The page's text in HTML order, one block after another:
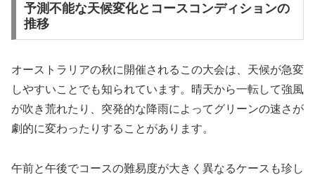
予測不能な天候変化とコースコンディションの
推移
オーストラリアの秋に開催されるこの大会は、天候が急変
しやすいことでも知られています。晴天から一転して強風
が吹き荒れたり、突発的な降雨によってグリーンの速さが
劇的に変わったりすることがあります。
午前と午後でコースの難易度が大きく異なるケースも珍し